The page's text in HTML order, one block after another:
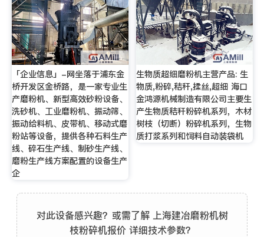
「企业信息」-网坐落于浦东金
桥开发区金桥路，是一家专业生
产磨粉机、新型高效砂粉设备、
洗砂机、工业磨粉机、振动筛、
振动给料机、皮带机、移动式磨
粉站等设备，提供各种石料生产
线、碎石生产线、制砂生产线、
磨粉生产线方案配置的设备生产
企
生物质超细磨粉机主营产品: 生
物质,粉碎,秸秆,揉丝,超细 海口
金鸿源机械制造有限公司主要生
产生物质秸秆粉碎机系列，木材
树枝（切断）粉碎机系列，生物
质打浆系列和饲料自动装袋机
对此设备感兴趣？或需了解 上海建冶磨粉机树
枝粉碎机报价 详细技术参数？